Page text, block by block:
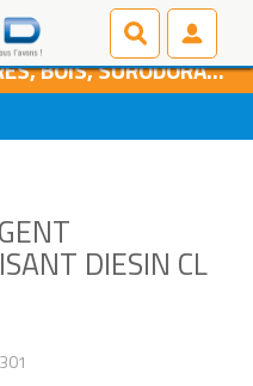
BOIS, SURODORANTS
DIESIN CL